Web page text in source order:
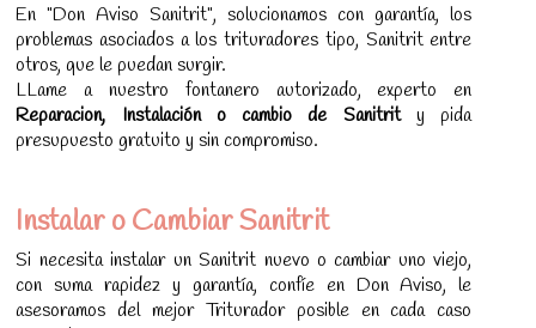
En "Don Aviso Sanitrit", solucionamos con garantía, los
problemas asociados a los trituradores tipo, Sanitrit entre
otros, que le puedan surgir.
LLame a nuestro fontanero autorizado, experto en
Reparacion, Instalación o cambio de Sanitrit y pida
presupuesto gratuito y sin compromiso.
Instalar o Cambiar Sanitrit
Si necesita instalar un Sanitrit nuevo o cambiar uno viejo,
con suma rapidez y garantía, confíe en Don Aviso, le
asesoramos del mejor Triturador posible en cada caso